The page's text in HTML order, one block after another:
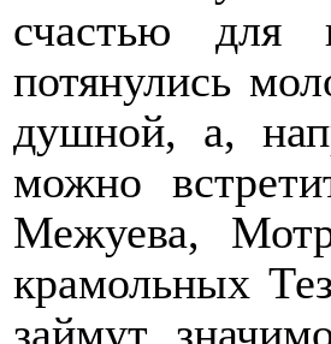
счастью для
потянулись
душной, а,
можно
Межуева,
крамольных
займут